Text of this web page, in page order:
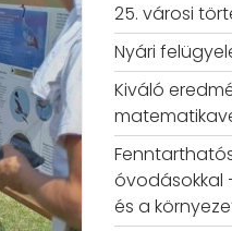
25. városi
Nyári
Kiváló
óvodásokkal
és a